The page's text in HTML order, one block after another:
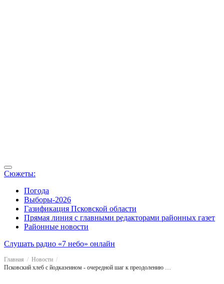
Сюжеты:
Погода
Выборы-2026
Газификация Псковской области
Прямая линия с главными редакторами районных газет
Районные новости
Слушать радио «7 небо» онлайн
Главная
Новости
Псковский хлеб с йодказеином - очередной шаг к преодолению йодной недостаточности? Мнения псковичей о хлебе "Богатырь"